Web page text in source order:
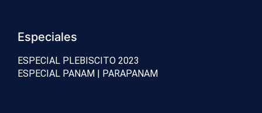
Especiales
ESPECIAL PLEBISCITO 2023
ESPECIAL PANAM | PARAPANAM